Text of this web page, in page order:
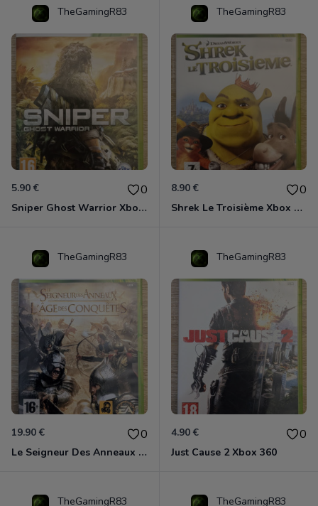
TheGamingR83
5.90 € 0
Sniper Ghost Warrior Xbox 360
TheGamingR83
8.90 € 0
Shrek Le Troisième Xbox 360
TheGamingR83
19.90 € 0
Le Seigneur Des Anneaux - L'âge Des Conquêtes Xbox 360
TheGamingR83
4.90 € 0
Just Cause 2 Xbox 360
TheGamingR83 TheGamingR83